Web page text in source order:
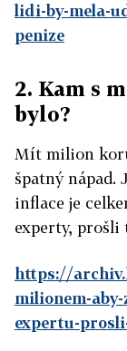
lidi-by-mela-
penize
2. Kam s
bylo?
Mít milion
špatný nápad.
inflace je
experty, prošli
https://
milionem-aby-
expertu-